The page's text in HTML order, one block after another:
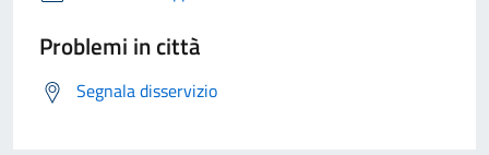
Problemi in città
Segnala disservizio